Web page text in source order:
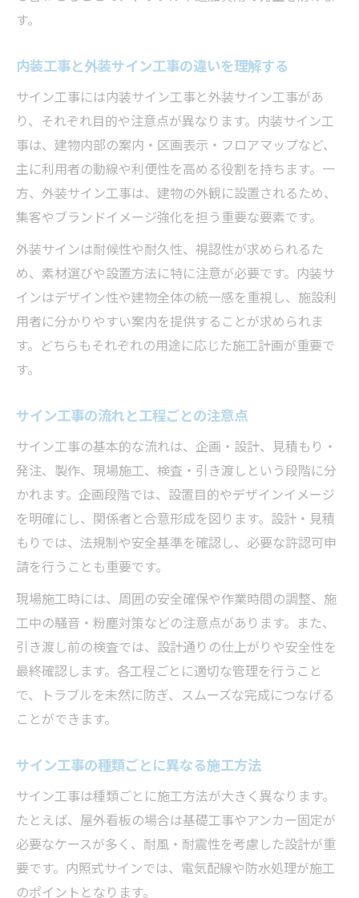
す。
内装工事と外装サイン工事の違いを理解する
サイン工事には内装サイン工事と外装サイン工事があ
り、それぞれ目的や注意点が異なります。内装サイン工
事は、建物内部の案内・区画表示・フロアマップなど、
主に利用者の動線や利便性を高める役割を持ちます。一
方、外装サイン工事は、建物の外観に設置されるため、
集客やブランドイメージ強化を担う重要な要素です。
外装サインは耐候性や耐久性、視認性が求められるた
め、素材選びや設置方法に特に注意が必要です。内装サ
インはデザイン性や建物全体の統一感を重視し、施設利
用者に分かりやすい案内を提供することが求められま
す。どちらもそれぞれの用途に応じた施工計画が重要で
す。
サイン工事の流れと工程ごとの注意点
サイン工事の基本的な流れは、企画・設計、見積もり・
発注、製作、現場施工、検査・引き渡しという段階に分
かれます。企画段階では、設置目的やデザインイメージ
を明確にし、関係者と合意形成を図ります。設計・見積
もりでは、法規制や安全基準を確認し、必要な許認可申
請を行うことも重要です。
現場施工時には、周囲の安全確保や作業時間の調整、施
工中の騒音・粉塵対策などの注意点があります。また、
引き渡し前の検査では、設計通りの仕上がりや安全性を
最終確認します。各工程ごとに適切な管理を行うこと
で、トラブルを未然に防ぎ、スムーズな完成につなげる
ことができます。
サイン工事の種類ごとに異なる施工方法
サイン工事は種類ごとに施工方法が大きく異なります。
たとえば、屋外看板の場合は基礎工事やアンカー固定が
必要なケースが多く、耐風・耐震性を考慮した設計が重
要です。内照式サインでは、電気配線や防水処理が施工
のポイントとなります。